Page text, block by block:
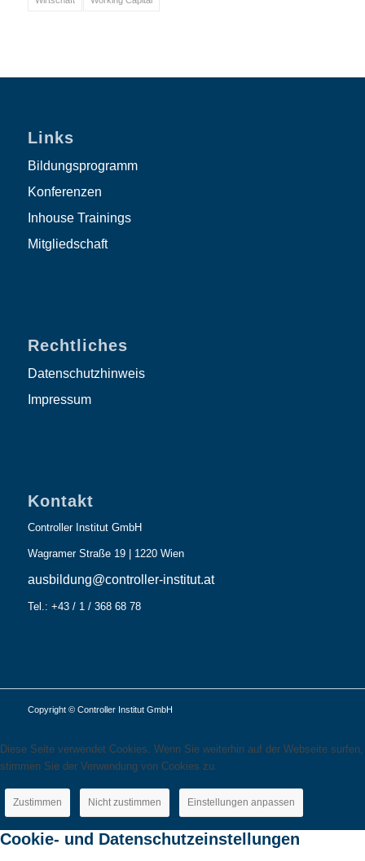
Links
Bildungsprogramm
Konferenzen
Inhouse Trainings
Mitgliedschaft
Rechtliches
Datenschutzhinweis
Impressum
Kontakt
Controller Institut GmbH
Wagramer Straße 19 | 1220 Wien
ausbildung@controller-institut.at
Tel.: +43 / 1 / 368 68 78
Copyright © Controller Institut GmbH
Diese Seite verwendet Cookies. Wenn Sie weiterhin auf der Webseite surfen,
stimmen Sie der Verwendung von Cookies zu.
Zustimmen Nicht zustimmen Einstellungen anpassen
Cookie- und Datenschutzeinstellungen